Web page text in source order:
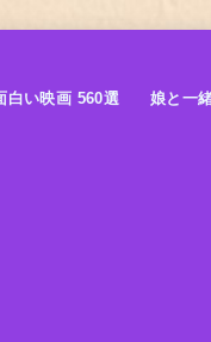
白い映画 560選 娘と一